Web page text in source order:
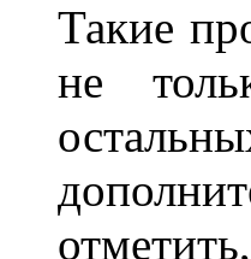
Такие
не